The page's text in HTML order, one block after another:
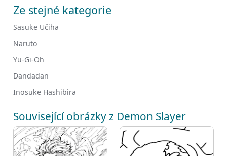
Ze stejné kategorie
Sasuke Učiha
Naruto
Yu-Gi-Oh
Dandadan
Inosuke Hashibira
Související obrázky z Demon Slayer